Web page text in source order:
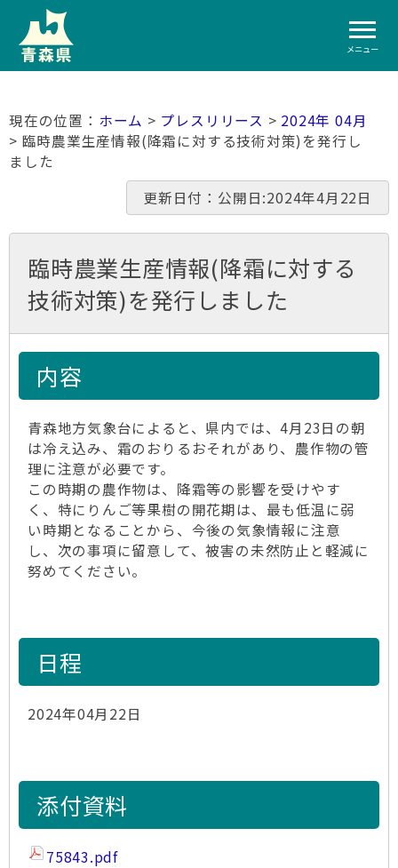
メニュー
ホーム > プレスリリース > 2024年 04月
> 臨時農業生産情報(降霜に対する技術対策)を発行し
ました
更新日付：公開日:2024年4月22日
臨時農業生産情報(降霜に対する
技術対策)を発行しました
内容
青森地方気象台によると、県内では、4月23日の朝
は冷え込み、霜のおりるおそれがあり、農作物の管
理に注意が必要です。
この時期の農作物は、降霜等の影響を受けやす
く、特にりんご等果樹の開花期は、最も低温に弱
い時期となることから、今後の気象情報に注意
し、次の事項に留意して、被害の未然防止と軽減に
努めてください。
日程
2024年04月22日
添付資料
75843.pdf